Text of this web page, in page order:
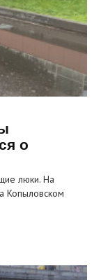
о
люки. На
Копыловском